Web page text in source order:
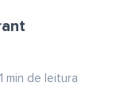
min de leitura